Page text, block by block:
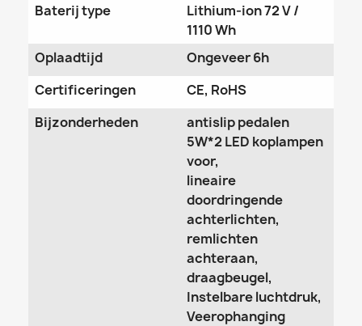
Baterij type
Lithium-ion 72 V /
1110 Wh
Oplaadtijd
Ongeveer 6h
Certificeringen
CE, RoHS
Bijzonderheden
antislip pedalen
5W*2 LED koplampen
voor,
lineaire
doordringende
achterlichten,
remlichten
achteraan,
draagbeugel,
Instelbare luchtdruk,
Veerophanging